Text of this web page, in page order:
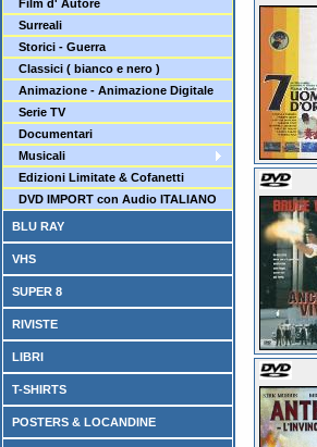
Film d' Autore
Surreali
Storici - Guerra
Classici ( bianco e nero )
Animazione - Animazione Digitale
Serie TV
Documentari
Musicali
Edizioni Limitate & Cofanetti
DVD IMPORT con Audio ITALIANO
BLU RAY
VHS
SUPER 8
RIVISTE
LIBRI
T-SHIRTS
POSTERS & LOCANDINE